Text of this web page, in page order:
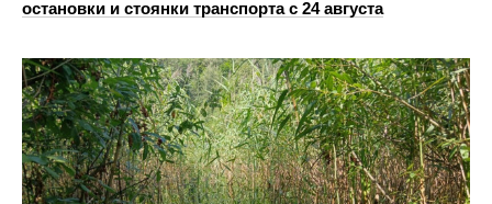
остановки и стоянки транспорта с 24 августа